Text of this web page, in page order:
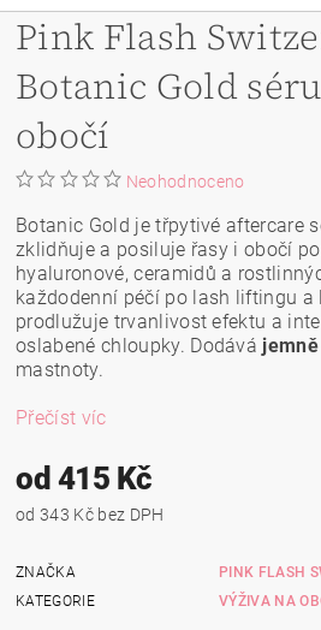
Pink Flash
Botanic Gold
obočí
Neohodnoceno
Botanic Gold je třpytivé aftercare
zklidňuje a posiluje řasy i obočí
hyaluronové, ceramidů a
každodenní péčí po lash liftingu a
prodlužuje trvanlivost efektu a
oslabené chloupky. Dodává
mastnoty.
Přečíst víc
od 415 Kč
od 343 Kč bez DPH
ZNAČKA
PINK FLASH
KATEGORIE
VÝŽIVA NA